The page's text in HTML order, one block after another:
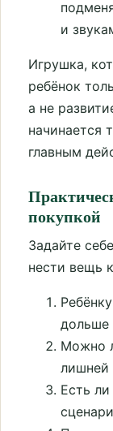
и
Игрушка,
ребёнок
а не
начинается
главным
покупкой
Задайте
нести вещь
дольше
Можно
лишней
Есть